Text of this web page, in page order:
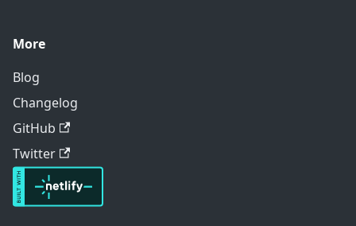
More
Blog
Changelog
GitHub
Twitter